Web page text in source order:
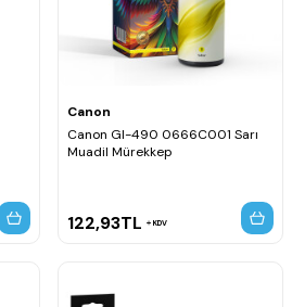
Canon
Canon GI-490 0666C001 Sarı
Muadil Mürekkep
122,93TL KDV